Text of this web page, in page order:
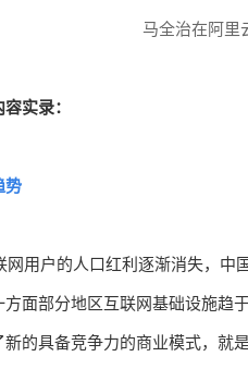
马全治在阿里
实录：
势
网用户的人口红利逐渐消失，
面部分地区互联网基础设施趋
的具备竞争力的商业模式，就